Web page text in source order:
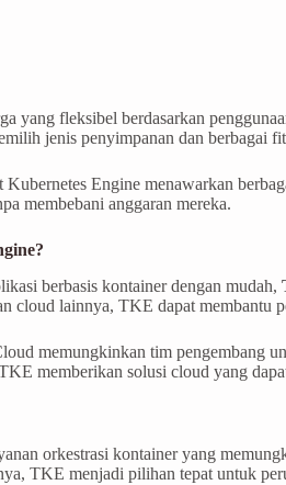
yang fleksibel berdasarkan
jenis penyimpanan dan berbagai
Engine menawarkan
membebani anggaran mereka.
berbasis kontainer dengan mudah,
cloud lainnya, TKE dapat membantu
memungkinkan tim pengembang
memberikan solusi cloud yang
orkestrasi kontainer yang
TKE menjadi pilihan tepat untuk